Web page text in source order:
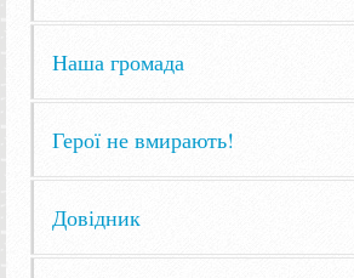
Наша громада
Герої не вмирають!
Довідник